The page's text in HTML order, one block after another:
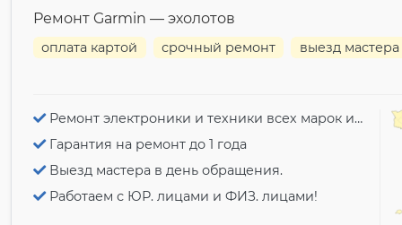
Ремонт Garmin — эхолотов
оплата картой срочный ремонт выезд мастера
Ремонт электроники и техники всех марок и моделей!
Гарантия на ремонт до 1 года
Выезд мастера в день обращения.
Работаем с ЮР. лицами и ФИЗ. лицами!